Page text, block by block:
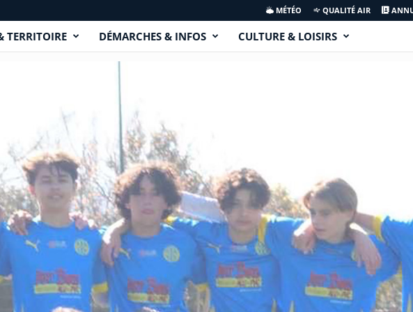
MÉTÉO QUALITÉ AIR
TERRITOIRE DÉMARCHES & INFOS CULTURE & LOISIRS